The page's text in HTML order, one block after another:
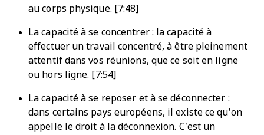
au corps physique. [7:48]
La capacité à se concentrer : la capacité à
effectuer un travail concentré, à être pleinement
attentif dans vos réunions, que ce soit en ligne
ou hors ligne. [7:54]
La capacité à se reposer et à se déconnecter :
dans certains pays européens, il existe ce qu’on
appelle le droit à la déconnexion. C’est un